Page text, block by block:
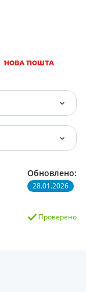
Обновлено:
28.01.2026
Проверено